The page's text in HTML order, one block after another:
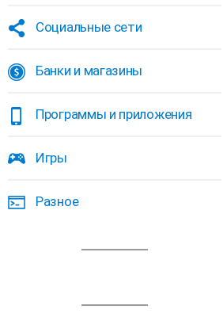
Социальные сети
Банки и магазины
Программы и приложения
Игры
Разное